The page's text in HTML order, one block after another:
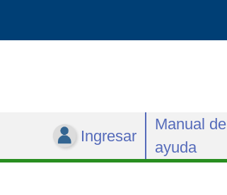
Ingresar
Manual de
ayuda